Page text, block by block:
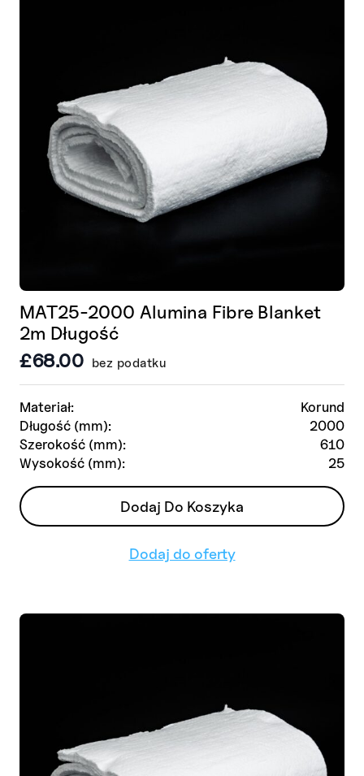
Materiał:
Korund
Długość (mm):
2000
Szerokość (mm):
610
Wysokość (mm):
25
MAT25-2000 Alumina Fibre Blanket
2m Długość
£68.00 bez podatku
Dodaj Do Koszyka
Dodaj do oferty